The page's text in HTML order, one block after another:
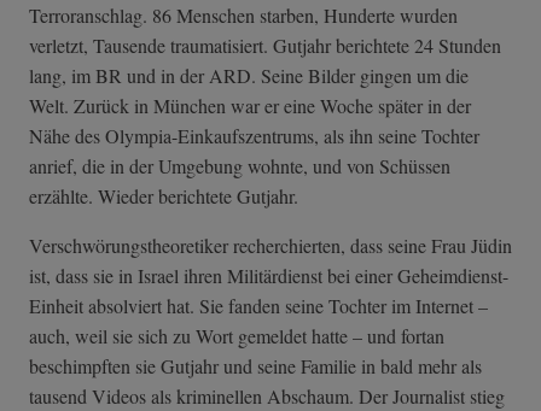
Terroranschlag. 86 Menschen starben, Hunderte wurden
verletzt, Tausende traumatisiert. Gutjahr berichtete 24 Stunden
lang, im BR und in der ARD. Seine Bilder gingen um die
Welt. Zurück in München war er eine Woche später in der
Nähe des Olympia-Einkaufszentrums, als ihn seine Tochter
anrief, die in der Umgebung wohnte, und von Schüssen
erzählte. Wieder berichtete Gutjahr.
Verschwörungstheoretiker recherchierten, dass seine Frau Jüdin
ist, dass sie in Israel ihren Militärdienst bei einer Geheimdienst-
Einheit absolviert hat. Sie fanden seine Tochter im Internet –
auch, weil sie sich zu Wort gemeldet hatte – und fortan
beschimpften sie Gutjahr und seine Familie in bald mehr als
tausend Videos als kriminellen Abschaum. Der Journalist stieg